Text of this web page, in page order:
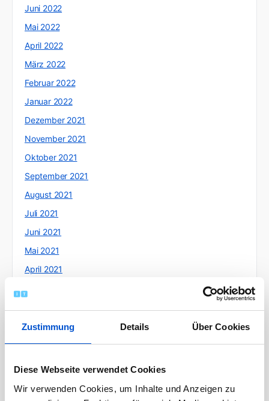
Zustimmung Details Über Cookies
Diese Webseite verwendet Cookies
Wir verwenden Cookies, um Inhalte und Anzeigen zu
Juni 2022
Mai 2022
April 2022
März 2022
Februar 2022
Januar 2022
Dezember 2021
November 2021
Oktober 2021
September 2021
August 2021
Juli 2021
Juni 2021
Mai 2021
April 2021
Januar 2021
Dezember 2020